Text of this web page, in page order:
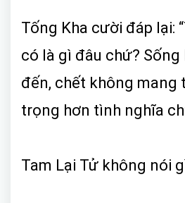
Tống Kha cười đáp lại:
có là gì đâu chứ?
đến, chết không mang
trọng hơn tình nghĩa
Tam Lại Tử không nói